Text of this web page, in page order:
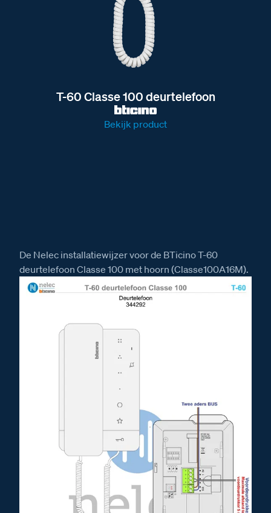
T-60 Classe 100 deurtelefoon
Bekijk product
De Nelec installatiewijzer voor de BTicino T-60
deurtelefoon Classe 100 met hoorn (Classe100A16M).